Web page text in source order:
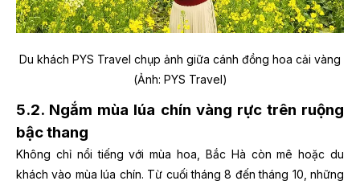
Du khách PYS Travel chụp ảnh giữa cánh đồng hoa cải vàng
(Ảnh: PYS Travel)
5.2. Ngắm mùa lúa chín vàng rực trên ruộng
bậc thang
Không chỉ nổi tiếng với mùa hoa, Bắc Hà còn mê hoặc du
khách vào mùa lúa chín. Từ cuối tháng 8 đến tháng 10, những